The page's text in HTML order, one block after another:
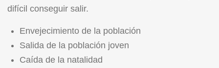
difícil conseguir salir.
Envejecimiento de la población
Salida de la población joven
Caída de la natalidad